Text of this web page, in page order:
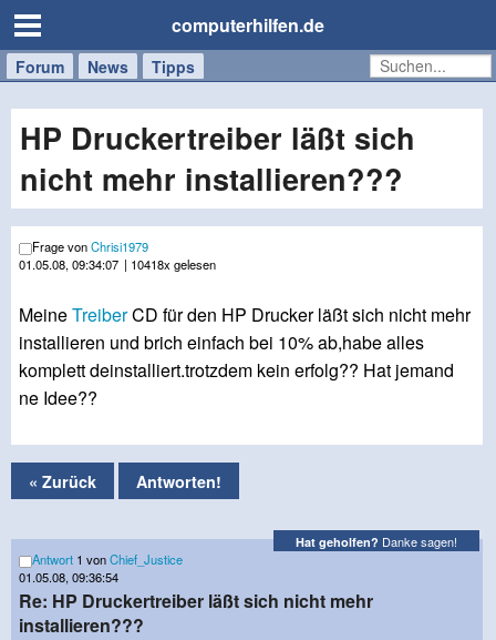
computerhilfen.de
Forum News Tipps
Handy
Tablet
Windows
Mac
HP Druckertreiber läßt sich
nicht mehr installieren???
Frage vonChrisi1979
01.05.08, 09:34:07 | 10418x gelesen
MeineTreiberCD für den HP Drucker läßt sich nicht mehr
installieren und brich einfach bei 10% ab,habe alles
komplett deinstalliert.trotzdem kein erfolg?? Hat jemand
ne Idee??
« Zurück Antworten!
Hat geholfen? Danke sagen!
Antwort 1 vonChief_Justice
01.05.08, 09:36:54
Re: HP Druckertreiber läßt sich nicht mehr
installieren???